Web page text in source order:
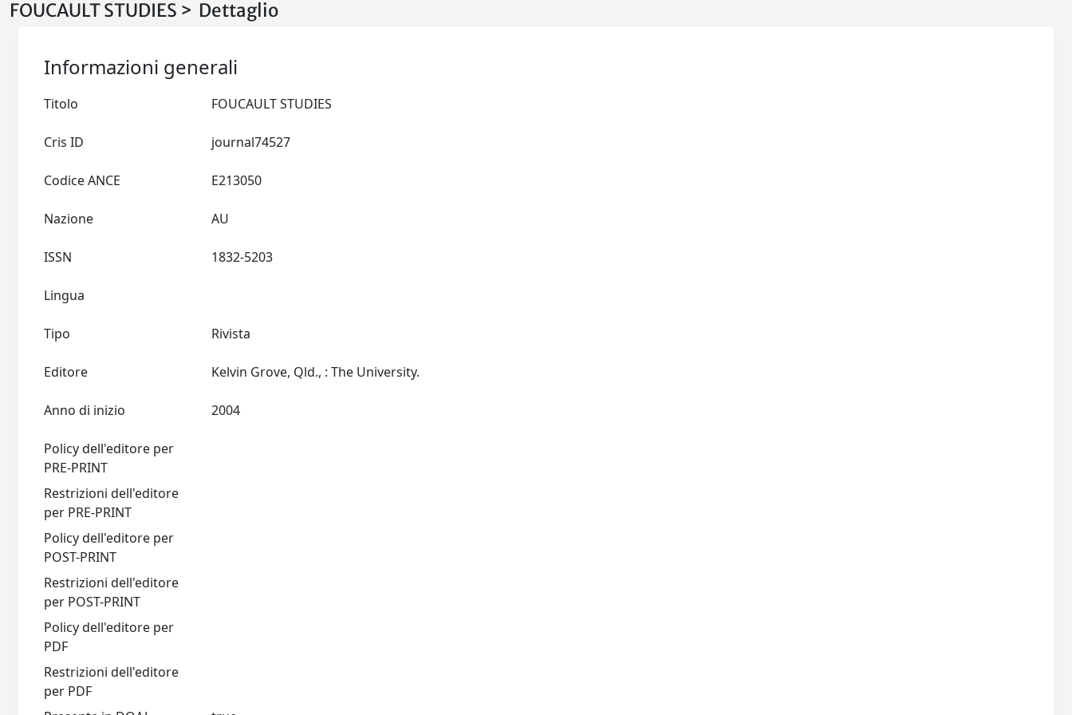
FOUCAULT STUDIES > Dettaglio
Informazioni generali
Titolo
Cris ID
Codice ANCE
Nazione
ISSN
Lingua
Tipo Rivista
Editore
Anno di inizio
Policy dell'editore per
PRE-PRINT
Restrizioni dell'editore
per PRE-PRINT
Policy dell'editore per
POST-PRINT
Restrizioni dell'editore
per POST-PRINT
Policy dell'editore per
PDF
Restrizioni dell'editore
per PDF